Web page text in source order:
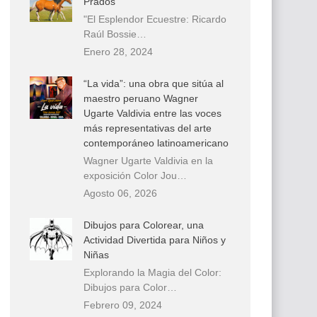
"El Esplendor Ecuestre: Ricardo
Raúl Bossie…
Enero 28, 2024
“La vida”: una obra que sitúa al
maestro peruano Wagner
Ugarte Valdivia entre las voces
más representativas del arte
contemporáneo latinoamericano
Wagner Ugarte Valdivia en la
exposición Color Jou…
Agosto 06, 2026
Dibujos para Colorear, una
Actividad Divertida para Niños y
Niñas
Explorando la Magia del Color:
Dibujos para Color…
Febrero 09, 2024